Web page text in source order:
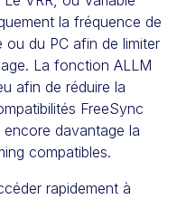
la fréquence de
ou du PC afin de limiter
La fonction ALLM
afin de réduire la
FreeSync
davantage la
compatibles.
rapidement à